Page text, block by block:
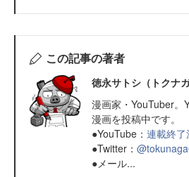
この記事の著者
徳永サトシ（トクナ
漫画家・YouTuber。
漫画を投稿中です。
●YouTube： 連載終
●Twitter：
●メール...